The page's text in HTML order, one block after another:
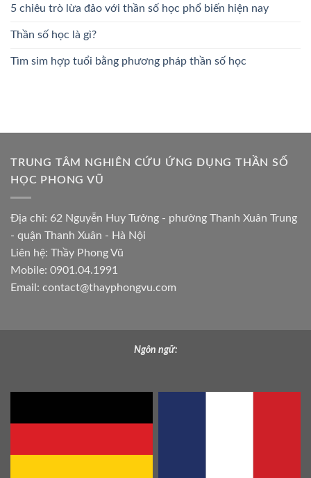
5 chiêu trò lừa đảo với thần số học phổ biến hiện nay
Thần số học là gì?
Tìm sim hợp tuổi bằng phương pháp thần số học
TRUNG TÂM NGHIÊN CỨU ỨNG DỤNG THẦN SỐ
HỌC PHONG VŨ
Địa chỉ: 62 Nguyễn Huy Tưởng - phường Thanh Xuân Trung
- quận Thanh Xuân - Hà Nội
Liên hệ: Thầy Phong Vũ
Mobile: 0901.04.1991
Email: contact@thayphongvu.com
Ngôn ngữ: